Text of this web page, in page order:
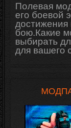
Полевая
его боевой
достижения
бою.Какие
выбирать
для вашего